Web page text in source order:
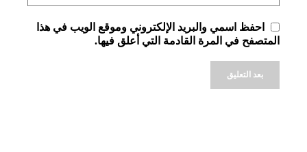
احفظ اسمي والبريد الإلكتروني وموقع الويب في هذا
المتصفح في المرة القادمة التي أعلق فيها.